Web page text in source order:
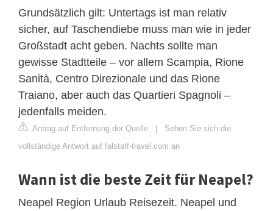
Grundsätzlich gilt: Untertags ist man relativ
sicher, auf Taschendiebe muss man wie in jeder
Großstadt acht geben. Nachts sollte man
gewisse Stadtteile – vor allem Scampia, Rione
Sanità, Centro Direzionale und das Rione
Traiano, aber auch das Quartieri Spagnoli –
jedenfalls meiden.
Antrag auf Entfernung der Quelle | Sehen Sie sich die
vollständige Antwort auf falstaff-travel.com an
Wann ist die beste Zeit für Neapel?
Neapel Region Urlaub Reisezeit. Neapel und